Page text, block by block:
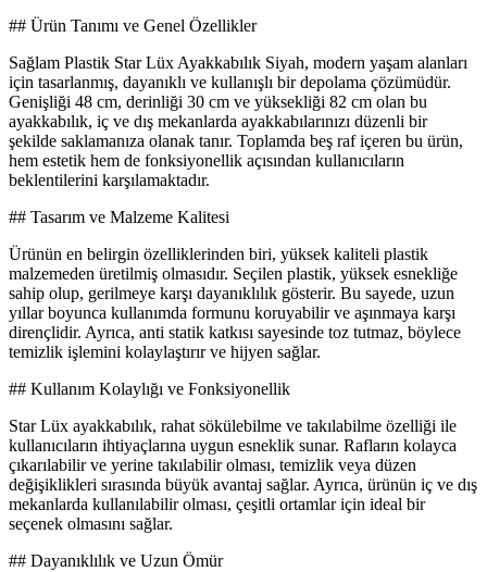
## Ürün Tanımı ve Genel Özellikler
Sağlam Plastik Star Lüx Ayakkabılık Siyah, modern yaşam alanları
için tasarlanmış, dayanıklı ve kullanışlı bir depolama çözümüdür.
Genişliği 48 cm, derinliği 30 cm ve yüksekliği 82 cm olan bu
ayakkabılık, iç ve dış mekanlarda ayakkabılarınızı düzenli bir
şekilde saklamanıza olanak tanır. Toplamda beş raf içeren bu ürün,
hem estetik hem de fonksiyonellik açısından kullanıcıların
beklentilerini karşılamaktadır.
## Tasarım ve Malzeme Kalitesi
Ürünün en belirgin özelliklerinden biri, yüksek kaliteli plastik
malzemeden üretilmiş olmasıdır. Seçilen plastik, yüksek esnekliğe
sahip olup, gerilmeye karşı dayanıklılık gösterir. Bu sayede, uzun
yıllar boyunca kullanımda formunu koruyabilir ve aşınmaya karşı
dirençlidir. Ayrıca, anti statik katkısı sayesinde toz tutmaz, böylece
temizlik işlemini kolaylaştırır ve hijyen sağlar.
## Kullanım Kolaylığı ve Fonksiyonellik
Star Lüx ayakkabılık, rahat sökülebilme ve takılabilme özelliği ile
kullanıcıların ihtiyaçlarına uygun esneklik sunar. Rafların kolayca
çıkarılabilir ve yerine takılabilir olması, temizlik veya düzen
değişiklikleri sırasında büyük avantaj sağlar. Ayrıca, ürünün iç ve dış
mekanlarda kullanılabilir olması, çeşitli ortamlar için ideal bir
seçenek olmasını sağlar.
## Dayanıklılık ve Uzun Ömür